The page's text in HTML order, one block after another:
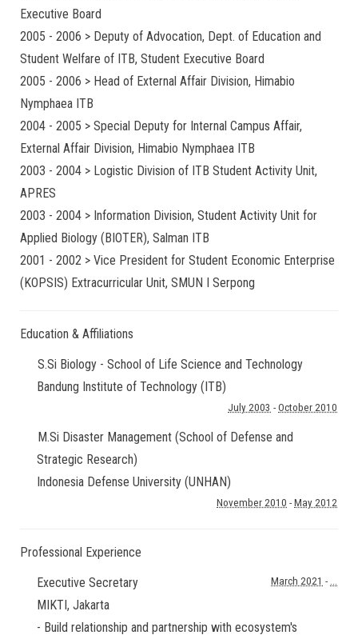
Executive Board
2005 - 2006 > Deputy of Advocation, Dept. of Education and
Student Welfare of ITB, Student Executive Board
2005 - 2006 > Head of External Affair Division, Himabio
Nymphaea ITB
2004 - 2005 > Special Deputy for Internal Campus Affair,
External Affair Division, Himabio Nymphaea ITB
2003 - 2004 > Logistic Division of ITB Student Activity Unit,
APRES
2003 - 2004 > Information Division, Student Activity Unit for
Applied Biology (BIOTER), Salman ITB
2001 - 2002 > Vice President for Student Economic Enterprise
(KOPSIS) Extracurricular Unit, SMUN I Serpong
Education & Affiliations
S.Si Biology - School of Life Science and Technology
Bandung Institute of Technology (ITB)
July 2003 - October 2010
M.Si Disaster Management (School of Defense and
Strategic Research)
Indonesia Defense University (UNHAN)
November 2010 - May 2012
Professional Experience
Executive Secretary
MIKTI, Jakarta
March 2021 - ...
- Build relationship and partnership with ecosystem's